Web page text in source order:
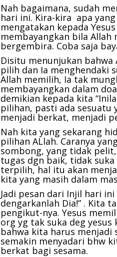
Nah bagaimana, sudah
hari ini. Kira-kira apa
mengatakan kepada
membayangkan bila
bergembira. Coba saja
Disitu menunjukan bahwa
pilih dan Ia menghendaki
Allah memilih, Ia tak
membayangkan dalam
demikian kepada kita
pilihan, pasti ada
menjadi berkat, menjadi
Nah kita yang sekarang
pilihan ALlah. Caranya
sombong, yang tidak
tugas dgn baik, tidak suka
terpilih, hal itu akan
kita yang masih dalam
Jadi pesan dari Injil hari
dengarkanlah Dia!” . Kita
pengikut-nya. Yesus
org yg tak suka deg
bahwa kita harus menjadi
semakin menyadari bhw
berkat bagi sesama.